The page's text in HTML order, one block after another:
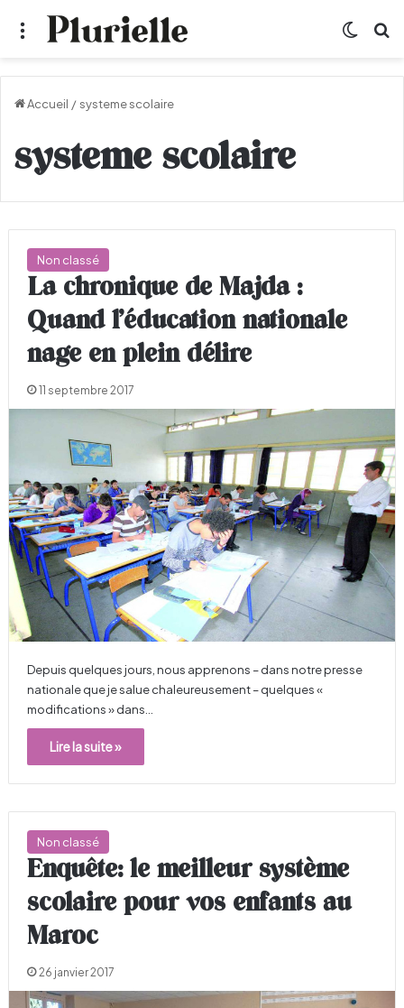
Menu
Accueil /systeme scolaire
systeme scolaire
Non classé
La chronique de Majda :
Quand l’éducation nationale
nage en plein délire
11 septembre 2017
Depuis quelques jours, nous apprenons – dans notre presse
nationale que je salue chaleureusement – quelques «
modifications » dans…
Lire la suite »
Non classé
Enquête: le meilleur système
scolaire pour vos enfants au
Maroc
26 janvier 2017